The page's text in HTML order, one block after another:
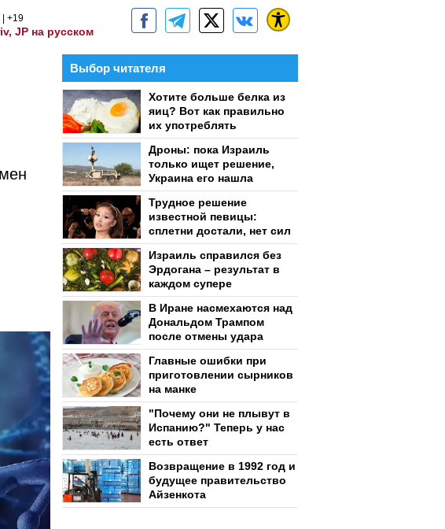
+19
JP на русском
Выбор читателя
Хотите больше белка из
яиц? Вот как правильно
их употреблять
Дроны: пока Израиль
только ищет решение,
Украина его нашла
Трудное решение
известной певицы:
сплетни достали, нет сил
Израиль справился без
Эрдогана – результат в
каждом супере
В Иране насмехаются над
Дональдом Трампом
после отмены удара
Главные ошибки при
приготовлении сырников
на манке
"Почему они не плывут в
Испанию?" Теперь у нас
есть ответ
Возвращение в 1992 год и
будущее правительство
Айзенкота